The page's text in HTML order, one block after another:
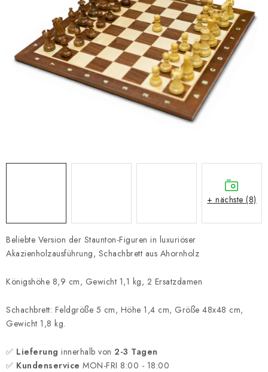
SCHACH ONLINE
SCHACH-MERCH
SCHACH GESCHENKE
Beliebte Version der Staunton-Figuren in luxuriöser
Akazienholzausführung, Schachbrett aus Ahornholz
Königshöhe 8,9 cm, Gewicht 1,1 kg, 2 Ersatzdamen
Schachbrett: Feldgröße 5 cm, Höhe 1,4 cm, Größe 48x48 cm,
Gewicht 1,8 kg.
✅ Lieferung innerhalb von 2-3 Tagen
✅ Kundenservice MON-FRI 8:00 - 18:00
+ nächste (8)